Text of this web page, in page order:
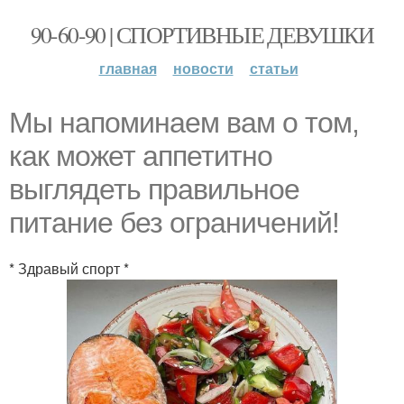
90-60-90 | СПОРТИВНЫЕ ДЕВУШКИ
главная новости статьи
Мы напоминаем вам о том,
как может аппетитно
выглядеть правильное
питание без ограничений!
* Здравый спорт *